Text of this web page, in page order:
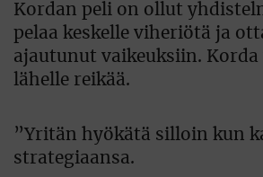
Kordan peli on ollut
pelaa keskelle viheriötä ja
ajautunut vaikeuksiin.
lähelle reikää.
”Yritän hyökätä silloin kun
strategiaansa.